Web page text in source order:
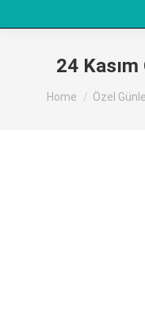
24
You are here:
Home Özel